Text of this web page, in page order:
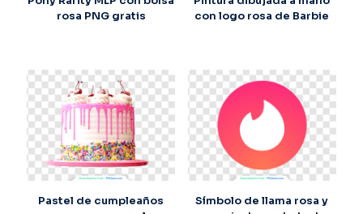
rosa PNG gratis
con logo rosa de Barbie
Pastel de cumpleaños
Símbolo de llama rosa y